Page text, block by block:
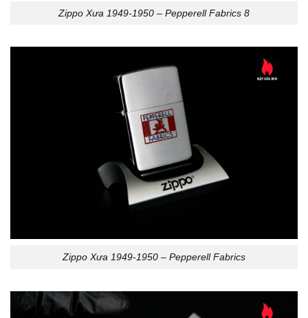
Zippo Xưa 1949-1950 – Pepperell Fabrics 8
Zippo Xưa 1949-1950 – Pepperell Fabrics